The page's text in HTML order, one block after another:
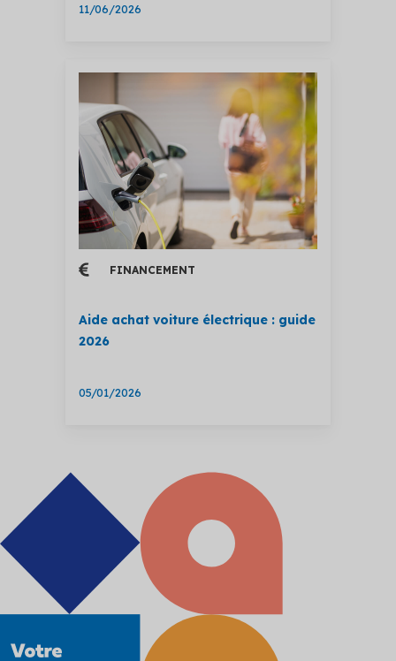
11/06/2026
FINANCEMENT
Aide achat voiture électrique : guide
2026
05/01/2026